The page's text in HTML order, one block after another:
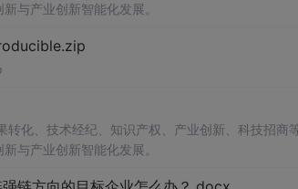
与产业创新智能化发展。
化、技术经纪、知识产权、产业创新、科技招商
与产业创新智能化发展。